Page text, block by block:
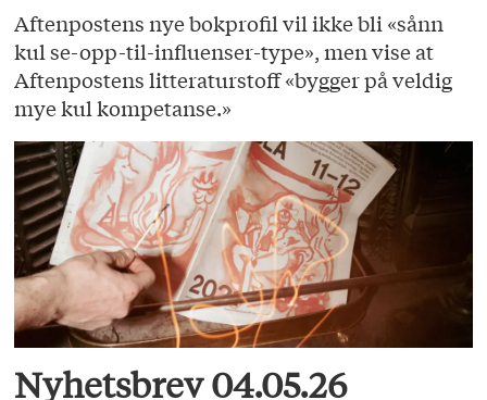
Aftenpostens nye bokprofil vil ikke bli «sånn
kul se-opp-til-influenser-type», men vise at
Aftenpostens litteraturstoff «bygger på veldig
mye kul kompetanse.»
Nyhetsbrev 04.05.26